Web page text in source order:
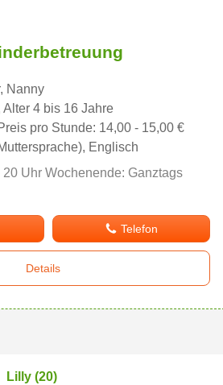
Nanny
Alter 4 bis 16 Jahre
pro Stunde: 14,00 - 15,00 €
Englisch
Uhr Wochenende: Ganztags
Telefon
Details
Lilly (20)